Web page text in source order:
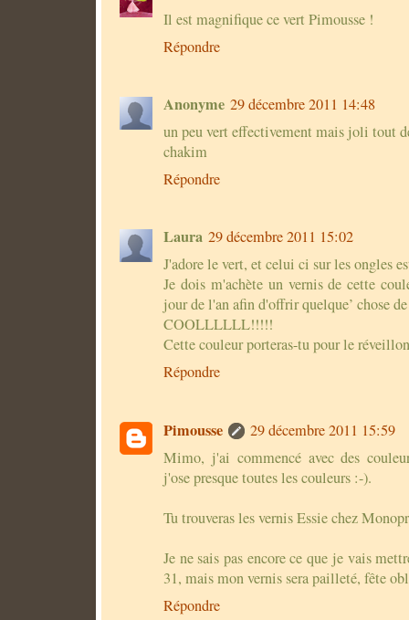
Il est magnifique ce vert Pimousse !
Répondre
Anonyme 29 décembre 2011 14:48
un peu vert effectivement mais joli tout
chakim
Répondre
Laura 29 décembre 2011 15:02
J'adore le vert, et celui ci sur les ongles
Je dois m'achète un vernis de cette
jour de l'an afin d'offrir quelque’ chose
COOLLLLLL!!!!!
Cette couleur porteras-tu pour le
Répondre
Pimousse
29 décembre 2011 15:59
Mimo, j'ai commencé avec des
j'ose presque toutes les couleurs :-).
Tu trouveras les vernis Essie chez
Je ne sais pas encore ce que je vais
31, mais mon vernis sera pailleté, fête
Répondre